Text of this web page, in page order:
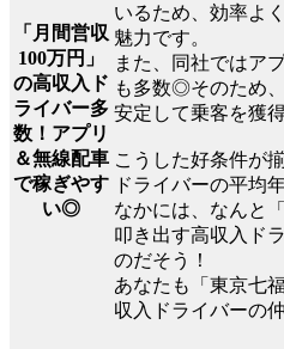
「月間営収
100万円」
の高収入ド
ライバー多
数！アプリ
＆無線配車
で稼ぎやす
い◎
いるため、効率よ
魅力です。
また、同社ではア
も多数◎そのため
安定して乗客を獲
こうした好条件が
ドライバーの平均
なかには、なんと
叩き出す高収入ド
のだそう！
あなたも「東京七
収入ドライバーの